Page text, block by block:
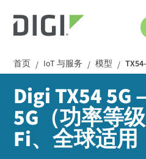
首页 / IoT 与服务 / 模型 /
Digi TX54 5G
5G（功率等
Fi、全球适用